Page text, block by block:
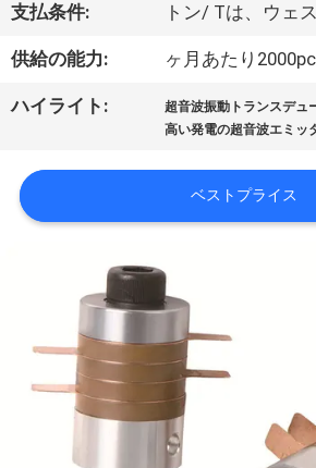
ツ
ア
ー
品
お
支払条件: トン/ Tは、ウェ
供給の能力: ヶ月あたり
ハイライト: 超音波振動トランスデュ
高い発電の超音波エミッ
ベストプライス